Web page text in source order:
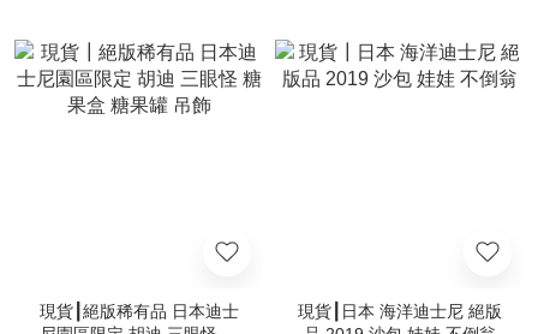
現貨┃絕版稀有品 日本迪士
現貨┃日本 海洋迪士尼 絕版